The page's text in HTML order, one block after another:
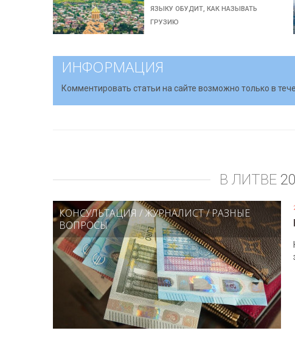
ЯЗЫКУ ОБУДИТ, КАК НАЗЫВАТЬ
ГРУЗИЮ
ИНФОРМАЦИЯ
Комментировать статьи на сайте возможно только в
В ЛИТВЕ
КОНСУЛЬТАЦИЯ /ЖУРНАЛИСТ/РАЗНЫЕ
ВОПРОСЫ